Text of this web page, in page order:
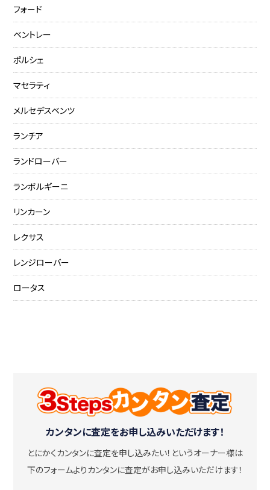
フォード
ベントレー
ポルシェ
マセラティ
メルセデスベンツ
ランチア
ランドローバー
ランボルギーニ
リンカーン
レクサス
レンジローバー
ロータス
カンタンに査定をお申し込みいただけます！
とにかくカンタンに査定を申し込みたい！ というオーナー様は
下のフォームよりカンタンに査定がお申し込みいただけます！